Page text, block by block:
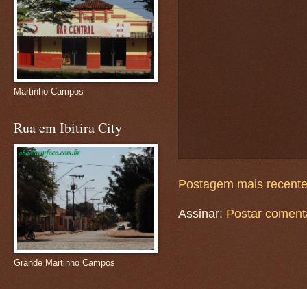
Postagem mais recente
Assinar: Postar
Martinho Campos
Rua em Ibitira City
Grande Martinho Campos